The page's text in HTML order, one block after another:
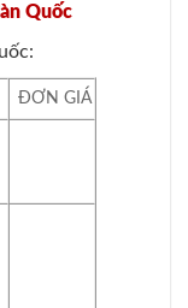
Quốc
ĐƠN GIÁ